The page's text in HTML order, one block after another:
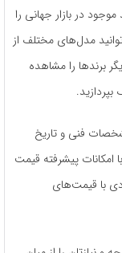
در بازار جهانی را
مدل‌های مختلف از
برندها را مشاهده
فنی و تاریخ
پیشرفته قیمت
با قیمت‌های